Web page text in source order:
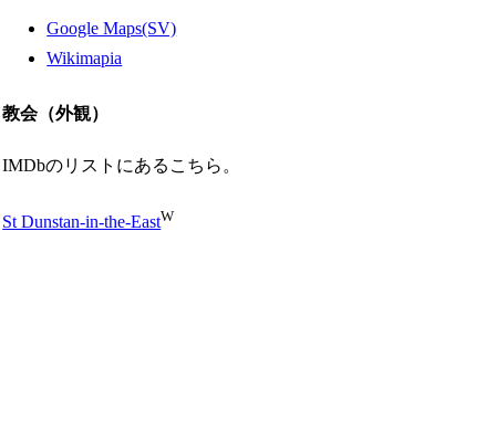
Google Maps(SV)
Wikimapia
教会（外観）
IMDbのリストにあるこちら。
St Dunstan-in-the-EastW